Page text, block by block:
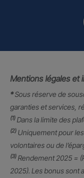
Mentions légales et
*Sous réserve de
garanties et services,
(1) Dans la limite des
(2) Uniquement pour
volontaires ou de
(3) Rendement 2025 =
2025). Les bonus sont